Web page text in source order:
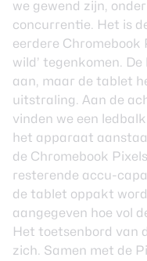
we gewend zijn,
concurrentie. Het is
eerdere Chromebook
wild’ tegenkomen.
aan, maar de tablet
uitstraling. Aan de
vinden we een
het apparaat
de Chromebook
resterende accu-
de tablet oppakt
aangegeven hoe vol
Het toetsenbord van
zich. Samen met de